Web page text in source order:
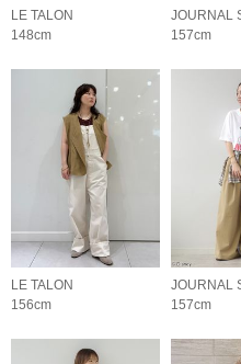
LE TALON
148cm
157cm
LE TALON
156cm
157cm